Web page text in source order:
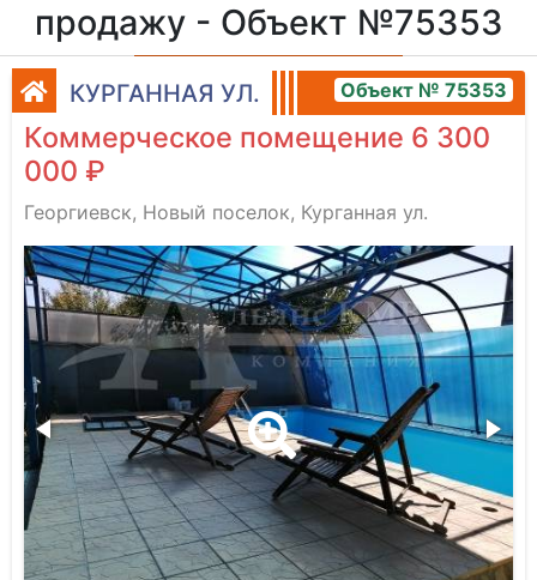
продажу - Объект №75353
КУРГАННАЯ УЛ. Объект № 75353
Коммерческое помещение 6 300
000 ₽
Георгиевск, Новый поселок, Курганная ул.